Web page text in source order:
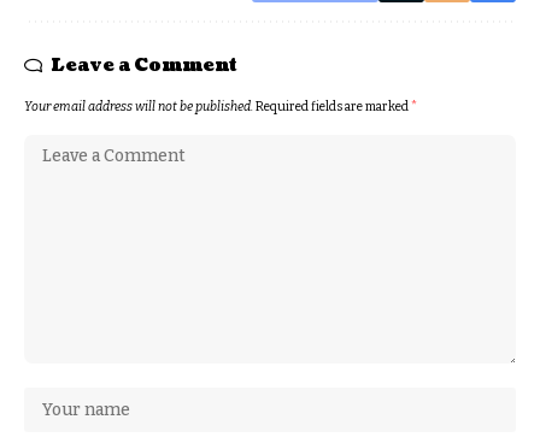
Leave a Comment
Your email address will not be published.Required fields are marked*